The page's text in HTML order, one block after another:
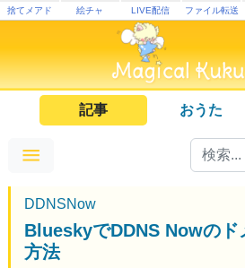
捨てメアド 絵チャ LIVE配信 ファイル転送
記事 おうた
DDNSNow
BlueskyでDDNS Nowのド
方法